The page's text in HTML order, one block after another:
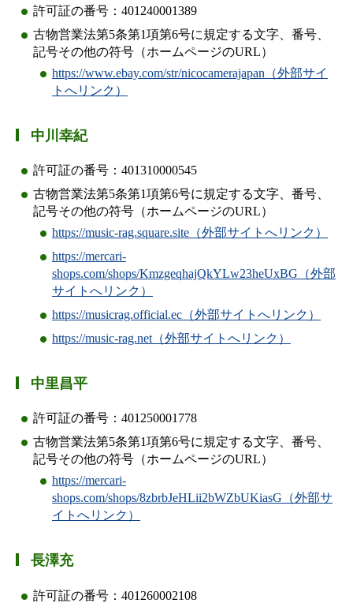
許可証の番号：401240001389
古物営業法第5条第1項第6号に規定する文字、番号、
記号その他の符号（ホームページのURL）
https://www.ebay.com/str/nicocamerajapan（外部サイ
トへリンク）
中川幸紀
許可証の番号：401310000545
古物営業法第5条第1項第6号に規定する文字、番号、
記号その他の符号（ホームページのURL）
https://music-rag.square.site（外部サイトへリンク）
https://mercari-
shops.com/shops/KmzgeqhajQkYLw23heUxBG（外部
サイトへリンク）
https://musicrag.official.ec（外部サイトへリンク）
https://music-rag.net（外部サイトへリンク）
中里昌平
許可証の番号：401250001778
古物営業法第5条第1項第6号に規定する文字、番号、
記号その他の符号（ホームページのURL）
https://mercari-
shops.com/shops/8zbrbJeHLii2bWZbUKiasG（外部サ
イトへリンク）
長澤充
許可証の番号：401260002108